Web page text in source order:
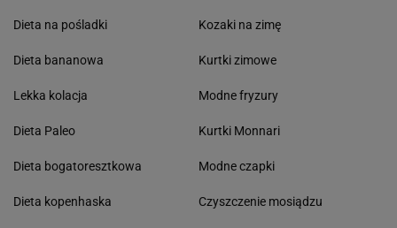
Dieta na pośladki
Dieta bananowa
Lekka kolacja
Dieta Paleo
Dieta bogatoresztkowa
Dieta kopenhaska
Kozaki na zimę
Kurtki zimowe
Modne fryzury
Kurtki Monnari
Modne czapki
Czyszczenie mosiądzu